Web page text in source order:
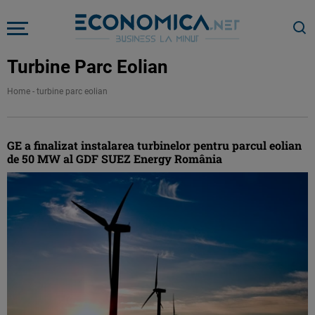
Turbine Parc Eolian
Home - turbine parc eolian
GE a finalizat instalarea turbinelor pentru parcul eolian
de 50 MW al GDF SUEZ Energy România